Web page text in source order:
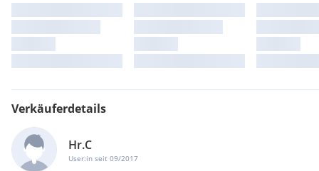
Verkäuferdetails
Hr.C
User:in seit 09/2017